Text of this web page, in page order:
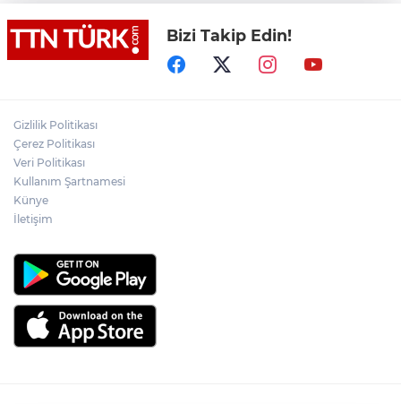
Yeni aldığı motosikletle kaza yapan genç
gözyaşları arasında toprağa verildi
Cumhurbaşkanı Erdoğan, Suudi
Bizi Takip Edin!
Gizlilik Politikası
Çerez Politikası
Veri Politikası
Kullanım Şartnamesi
Künye
İletişim